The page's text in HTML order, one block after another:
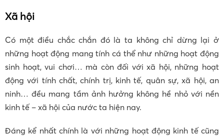
Xã hội
Có một điều chắc chắn đó là ta không chỉ dừng lại ở
những hoạt động mang tính cá thể như những hoạt động
sinh hoạt, vui chơi… mà còn đối với xã hội, những hoạt
động với tính chất, chính trị, kinh tế, quân sự, xã hội, an
ninh… đều mang tầm ảnh hưởng không hề nhỏ với nền
kinh tế – xã hội của nước ta hiện nay.
Đáng kể nhất chính là với những hoạt động kinh tế cũng